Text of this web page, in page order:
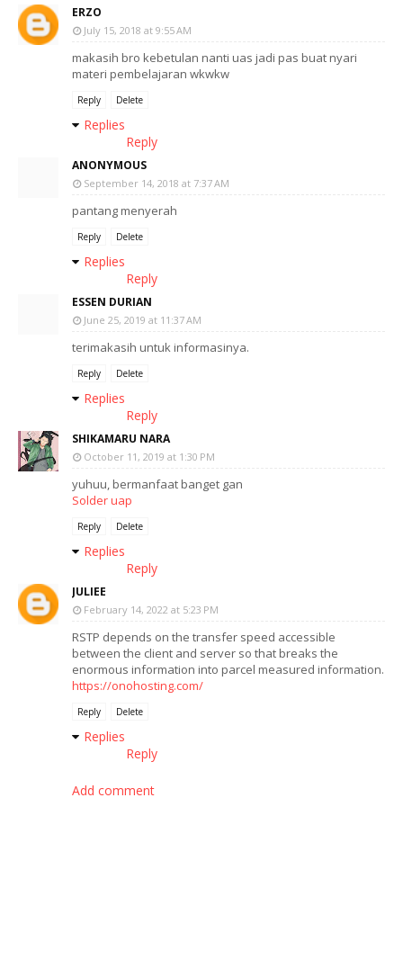
ERZO
July 15, 2018 at 9:55 AM
makasih bro kebetulan nanti uas jadi pas buat nyari
materi pembelajaran wkwkw
Reply Delete
Replies
Reply
ANONYMOUS
September 14, 2018 at 7:37 AM
pantang menyerah
Reply Delete
Replies
Reply
ESSEN DURIAN
June 25, 2019 at 11:37 AM
terimakasih untuk informasinya.
Reply Delete
Replies
Reply
SHIKAMARU NARA
October 11, 2019 at 1:30 PM
yuhuu, bermanfaat banget gan
Solder uap
Reply Delete
Replies
Reply
JULIEE
February 14, 2022 at 5:23 PM
RSTP depends on the transfer speed accessible
between the client and server so that breaks the
enormous information into parcel measured information.
https://onohosting.com/
Reply Delete
Replies
Reply
Add comment